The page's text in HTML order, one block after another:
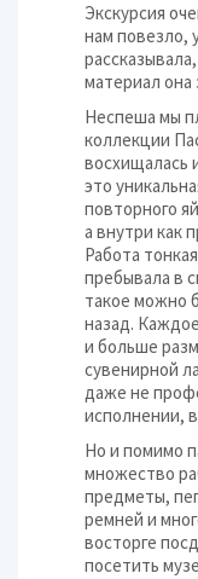
Экскурсия
нам повезло,
материал она
Неспеша мы
коллекции
восхищалась
это
повторного
а внутри как
Работа
пребывала в
такое можно
назад.
и больше
сувенирной
даже не
исполнении,
Но и помимо
множество
предметы,
ремней и
восторге
посетить